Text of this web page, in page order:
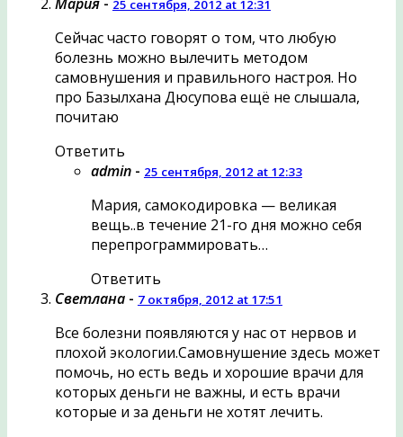
25 сентября, 2012 at 12:31
Сейчас часто говорят о том, что любую
болезнь можно вылечить методом
самовнушения и правильного настроя. Но
про Базылхана Дюсупова ещё не слышала,
почитаю
Ответить
admin - 25 сентября, 2012 at 12:33
Мария, самокодировка — великая
вещь..в течение 21-го дня можно себя
перепрограммировать…
Ответить
Светлана - 7 октября, 2012 at 17:51
Все болезни появляются у нас от нервов и
плохой экологии.Самовнушение здесь может
помочь, но есть ведь и хорошие врачи для
которых деньги не важны, и есть врачи
которые и за деньги не хотят лечить.